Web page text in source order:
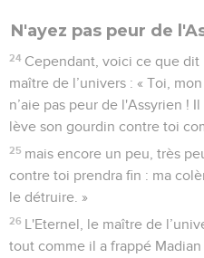
N'ayez pas peur de
24 Cependant, voici ce que
maître de l’univers : « Toi,
n’aie pas peur de l'Assyrien !
lève son gourdin contre toi
25 mais encore un peu, très
contre toi prendra fin : ma
le détruire. »
26 L'Eternel, le maître de
tout comme il a frappé